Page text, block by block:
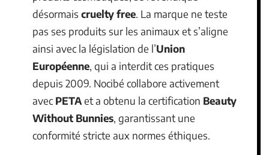
désormais cruelty free. La marque ne teste
pas ses produits sur les animaux et s’aligne
ainsi avec la législation de l’Union
Européenne, qui a interdit ces pratiques
depuis 2009. Nocibé collabore activement
avecPETAet a obtenu la certification Beauty
Without Bunnies, garantissant une
conformité stricte aux normes éthiques.